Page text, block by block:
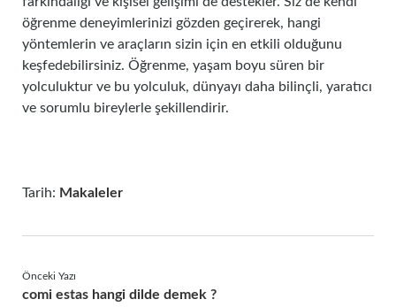
öğrenme deneyimlerinizi gözden geçirerek, hangi
yöntemlerin ve araçların sizin için en etkili olduğunu
keşfedebilirsiniz. Öğrenme, yaşam boyu süren bir
yolculuktur ve bu yolculuk, dünyayı daha bilinçli, yaratıcı
ve sorumlu bireylerle şekillendirir.
Tarih: Makaleler
Önceki Yazı
comi estas hangi dilde demek ?